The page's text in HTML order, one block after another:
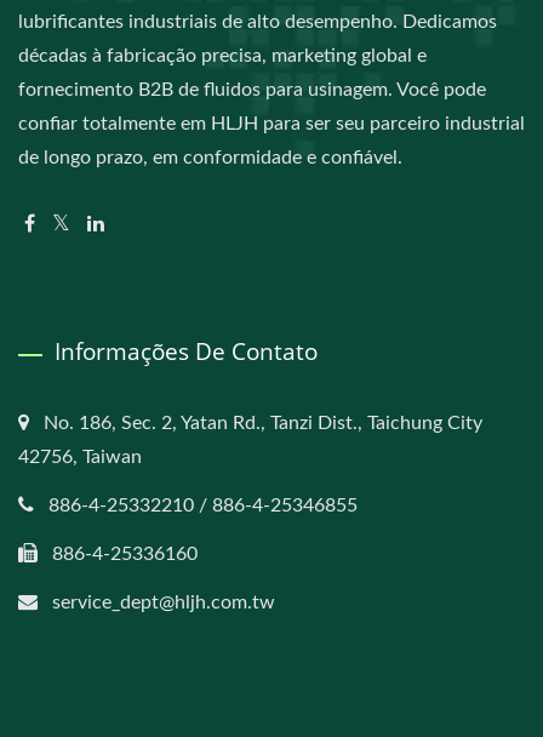
lubrificantes industriais de alto desempenho. Dedicamos
décadas à fabricação precisa, marketing global e
fornecimento B2B de fluidos para usinagem. Você pode
confiar totalmente em HLJH para ser seu parceiro industrial
de longo prazo, em conformidade e confiável.
Informações De Contato
No. 186, Sec. 2, Yatan Rd., Tanzi Dist., Taichung City
42756, Taiwan
886-4-25332210 / 886-4-25346855
886-4-25336160
service_dept@hljh.com.tw